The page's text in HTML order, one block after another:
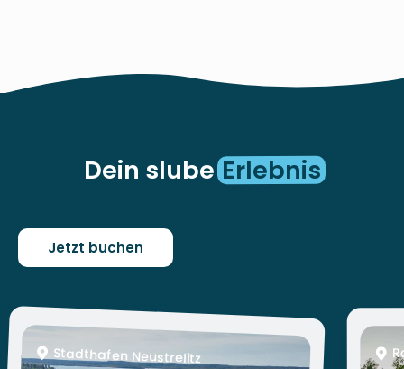
Dein slubeErlebnis
Jetzt buchen
Stadthafen Neustrelitz